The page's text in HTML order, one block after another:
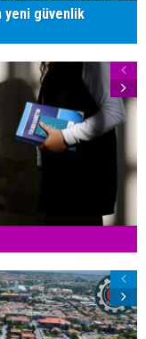
yeni güvenlik